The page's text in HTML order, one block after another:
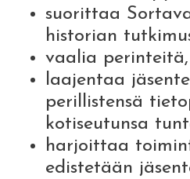
suorittaa
historian
vaalia perinteitä,
laajentaa
perillistensä
kotiseutunsa
harjoittaa
edistetään